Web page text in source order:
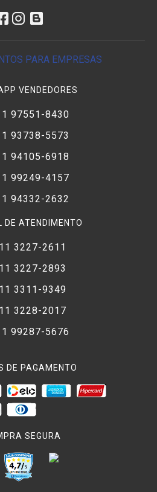
PARA EMPRESAS
VENDEDORES
97551-8430
93738-5573
94105-6918
99249-4157
94332-2632
DE ATENDIMENTO
11 3227-2611
11 3227-2893
11 3311-9349
11 3228-2017
99287-5676
DE PAGAMENTO
SEGURA